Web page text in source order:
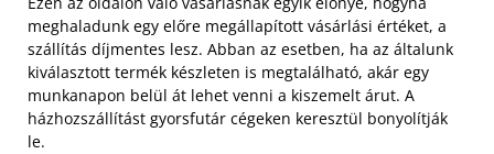
meghaladunk egy előre megállapított vásárlási értéket, a
szállítás díjmentes lesz. Abban az esetben, ha az általunk
kiválasztott termék készleten is megtalálható, akár egy
munkanapon belül át lehet venni a kiszemelt árut. A
házhozszállítást gyorsfutár cégeken keresztül bonyolítják
le.